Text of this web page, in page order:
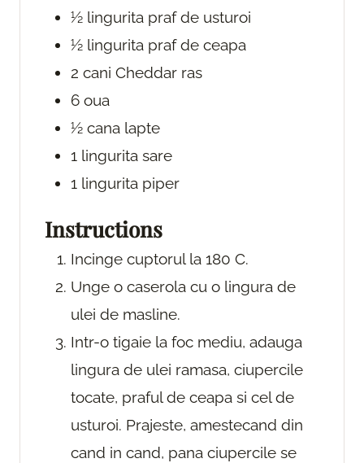
½ lingurita praf de usturoi
½ lingurita praf de ceapa
2 cani Cheddar ras
6 oua
½ cana lapte
1 lingurita sare
1 lingurita piper
Instructions
Incinge cuptorul la 180 C.
Unge o caserola cu o lingura de
ulei de masline.
Intr-o tigaie la foc mediu, adauga
lingura de ulei ramasa, ciupercile
tocate, praful de ceapa si cel de
usturoi. Prajeste, amestecand din
cand in cand, pana ciupercile se